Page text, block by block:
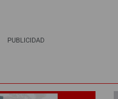
PUBLICIDAD